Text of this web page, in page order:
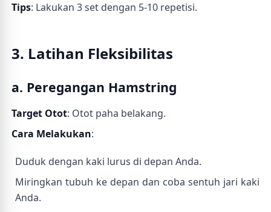
Tips: Lakukan 3 set dengan 5-10 repetisi.
3. Latihan Fleksibilitas
a. Peregangan Hamstring
Target Otot: Otot paha belakang.
Cara Melakukan:
Duduk dengan kaki lurus di depan Anda.
Miringkan tubuh ke depan dan coba sentuh jari kaki
Anda.